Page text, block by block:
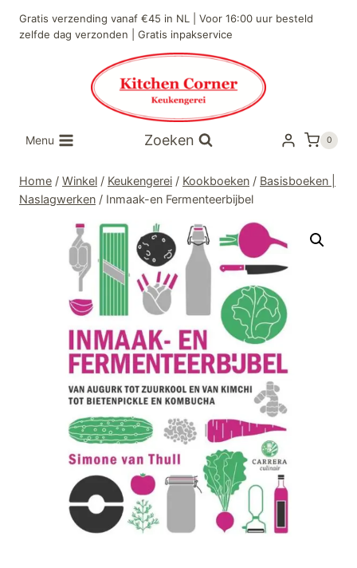
naar
Gratis verzending vanaf €45 in NL | Voor 16:00 uur besteld
zelfde dag verzonden | Gratis inpakservice
Menu Zoeken 0
Home / Winkel / Keukengerei / Kookboeken / Basisboeken |
Naslagwerken / Inmaak-en Fermenteerbijbel